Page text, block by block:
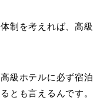
制を考えれば、高級
級ホテルに必ず宿泊
とも言えるんです。